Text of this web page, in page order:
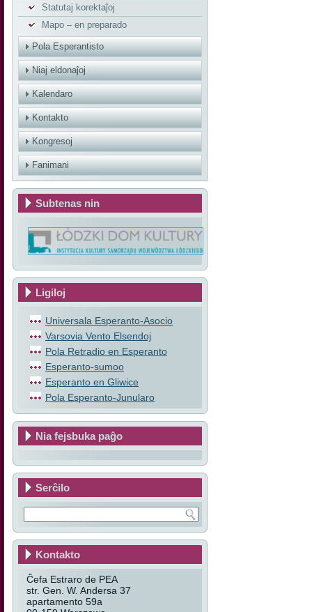
Statutaj korektaĵoj
Mapo – en preparado
Pola Esperantisto
Niaj eldonaĵoj
Kalendaro
Kontakto
Kongresoj
Fanimani
Subtenas nin
Ligiloj
Universala Esperanto-Asocio
Varsovia Vento Elsendoj
Pola Retradio en Esperanto
Esperanto-sumoo
Esperanto en Gliwice
Pola Esperanto-Junularo
Nia fejsbuka paĝo
Serĉilo
Kontakto
Ĉefa Estraro de PEA
str. Gen. W. Andersa 37
apartamento 59a